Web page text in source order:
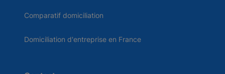
Comparatif domiciliation
Domiciliation d'entreprise en France